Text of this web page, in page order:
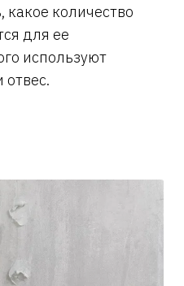
какое количество
для ее
используют